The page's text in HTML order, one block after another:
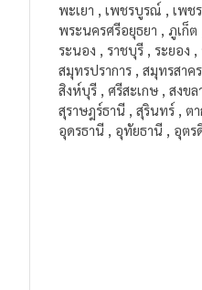
พะเยา , เพชรบูรณ์ , เพ
พระนครศรีอยุธยา , ภูเก็
ระนอง , ราชบุรี , ระยอง
สมุทรปราการ , สมุทรสาค
สิงห์บุรี , ศรีสะเกษ , สงข
สุราษฎร์ธานี , สุรินทร์ , ต
อุดรธานี , อุทัยธานี , อุตร